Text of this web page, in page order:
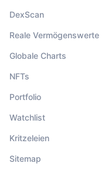
DexScan
Reale Vermögenswerte
Globale Charts
NFTs
Portfolio
Watchlist
Kritzeleien
Sitemap